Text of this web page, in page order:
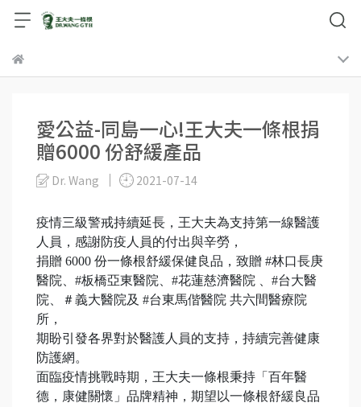
愛公益-同島一心!王大夫一條根捐
贈6000 份舒緩產品
Dr. Wang 2021-07-14
疫情三級警戒持續延長，王大夫為支持第一線醫護
人員，感謝防疫人員的付出與辛勞，
捐贈 6000 份一條根舒緩保健良品，致贈 #林口長庚
醫院、#板橋亞東醫院、#花蓮慈濟醫院 、#台大醫
院、＃義大醫院及 #台東馬偕醫院 共六間醫療院
所，
期盼引發各界對於醫護人員的支持，持續完善健康
防護網。
面臨疫情挑戰時期，王大夫一條根秉持「百年醫
德，康健關懷」品牌精神，期望以一條根舒緩良品